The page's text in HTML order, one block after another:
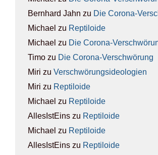
Bernhard Jahn zu Die Coro­na-
Michael zu Rep­ti­lo­ide
Michael zu Die Coro­na-
Timo zu Die Coro­na-Ver­schwö­rung
Miri zu Ver­schwö­rungs­ideo­lo­gien
Miri zu Rep­ti­lo­ide
Michael zu Rep­ti­lo­ide
AllesIstEins zu Rep­ti­lo­ide
Michael zu Rep­ti­lo­ide
AllesIstEins zu Rep­ti­lo­ide